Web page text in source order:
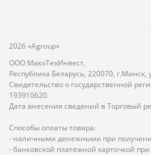
2026 «Agroup»
ООО МакоТехИнвест,
Республика Беларусь, 220070,
Свидетельство о государственной
193910620.
Дата внесения сведений в Торговый
Способы оплаты товара:
- наличными денежными при
- банковской платёжной карточкой